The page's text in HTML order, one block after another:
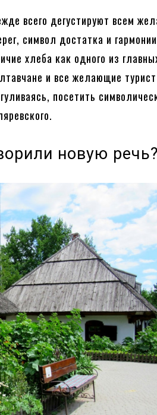
всего дегустируют всем
символ достатка и
хлеба как одного из
и все желающие
посетить
новую